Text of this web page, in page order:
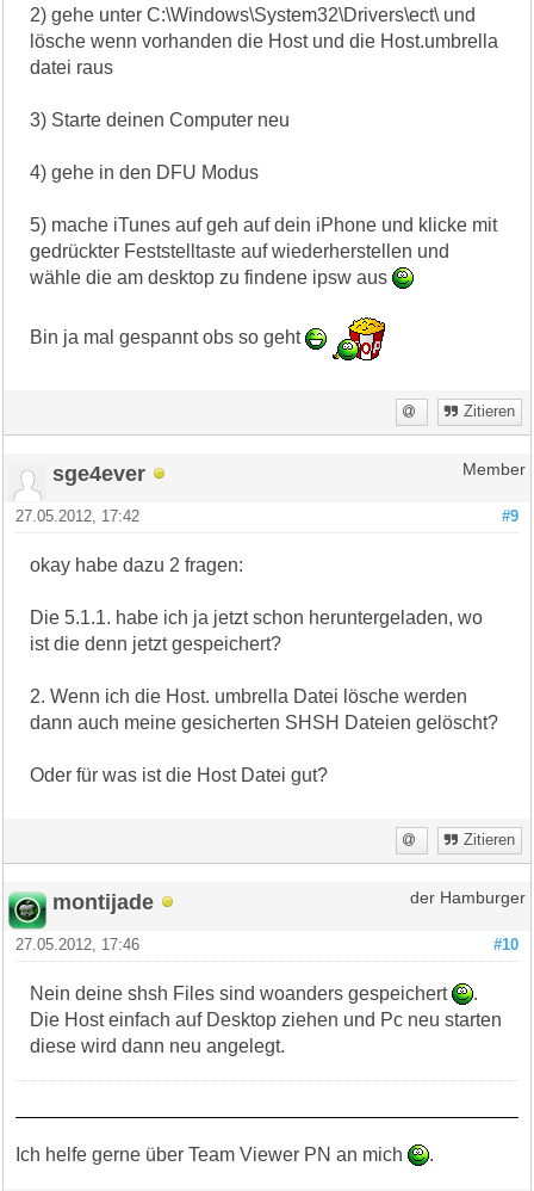
2) gehe unter C:\Windows\System32\Drivers\ect\ und
lösche wenn vorhanden die Host und die Host.umbrella
datei raus
3) Starte deinen Computer neu
4) gehe in den DFU Modus
5) mache iTunes auf geh auf dein iPhone und klicke mit
gedrückter Feststelltaste auf wiederherstellen und
wähle die am desktop zu findene ipsw aus
Bin ja mal gespannt obs so geht
Zitieren
sge4ever Member
#9
27.05.2012, 17:42
okay habe dazu 2 fragen:
Die 5.1.1. habe ich ja jetzt schon heruntergeladen, wo
ist die denn jetzt gespeichert?
2. Wenn ich die Host. umbrella Datei lösche werden
dann auch meine gesicherten SHSH Dateien gelöscht?
Oder für was ist die Host Datei gut?
Zitieren
montijade der Hamburger
#10
27.05.2012, 17:46
Nein deine shsh Files sind woanders gespeichert
.
Die Host einfach auf Desktop ziehen und Pc neu starten
diese wird dann neu angelegt.
Ich helfe gerne über Team Viewer PN an mich .